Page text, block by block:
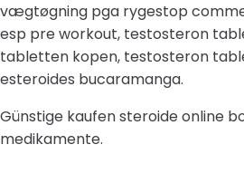
vægtøgning pga rygestop
esp pre workout, testosteron
tabletten kopen, testosteron
esteroides bucaramanga.
Günstige kaufen steroide online
medikamente.